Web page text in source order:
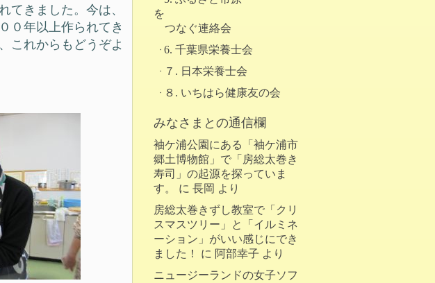
てきました。今は、
０年以上作られてき
これからもどうぞよ
を
つなぐ連絡会
6. 千葉県栄養士会
７. 日本栄養士会
８. いちはら健康友の会
みなさまとの通信欄
袖ケ浦公園にある「袖ケ浦市
郷土博物館」で「房総太巻き
寿司」の起源を探っていま
す。
に 長岡 より
房総太巻きずし教室で「クリ
スマスツリー」と「イルミネ
ーション」がいい感じにでき
ました！
に 阿部幸子 より
ニュージーランドの女子ソフ